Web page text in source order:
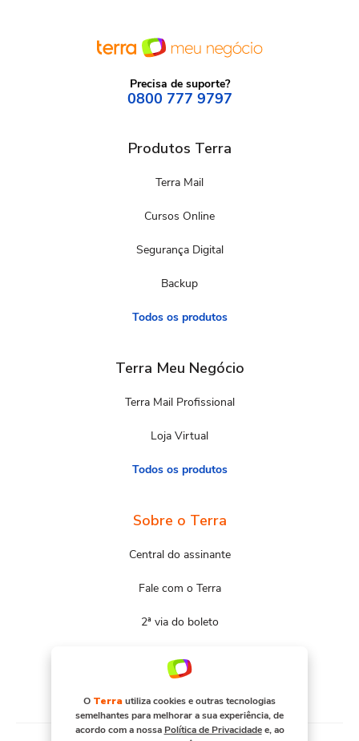
Precisa de suporte?
0800 777 9797
Produtos Terra
Terra Mail
Cursos Online
Segurança Digital
Backup
Todos os produtos
Terra Meu Negócio
Terra Mail Profissional
Loja Virtual
Todos os produtos
Sobre o Terra
Central do assinante
Fale com o Terra
2ª via do boleto
O Terrautiliza cookies e outras tecnologias
semelhantes para melhorar a sua experiência, de
acordo com a nossa Política de Privacidadee, ao